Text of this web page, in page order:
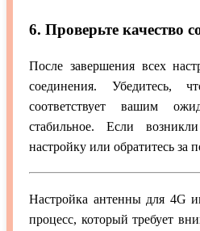
6. Проверьте качество
После завершения всех
соединения. Убедитесь,
соответствует вашим
стабильное. Если
настройку или обратитесь за
Настройка антенны для 4G
процесс, который требует